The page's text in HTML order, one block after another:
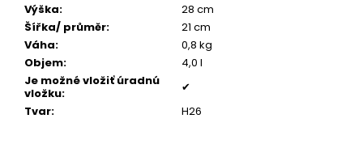
Výška:
28 cm
Šířka/ průměr:
21 cm
Váha:
0,8 kg
Objem:
4,0 l
Je možné vložiť úradnú
vložku:
✔
Tvar: H26
OVÁLIK
SO
ZIRKÓNMI
€159